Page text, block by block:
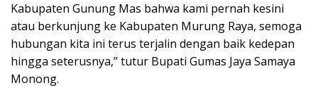
Kabupaten Gunung Mas bahwa kami pernah kesini
atau berkunjung ke Kabupaten Murung Raya, semoga
hubungan kita ini terus terjalin dengan baik kedepan
hingga seterusnya,” tutur Bupati Gumas Jaya Samaya
Monong.